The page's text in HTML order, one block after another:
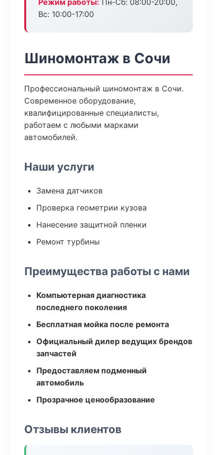
Режим работы: Пн-Сб: 08:00-20:00,
Вс: 10:00-17:00
Шиномонтаж в Сочи
Профессиональный шиномонтаж в Сочи.
Современное оборудование,
квалифицированные специалисты,
работаем с любыми марками
автомобилей.
Наши услуги
Замена датчиков
Проверка геометрии кузова
Нанесение защитной пленки
Ремонт турбины
Преимущества работы с нами
Компьютерная диагностика
последнего поколения
Бесплатная мойка после ремонта
Официальный дилер ведущих брендов
запчастей
Предоставляем подменный
автомобиль
Прозрачное ценообразование
Отзывы клиентов